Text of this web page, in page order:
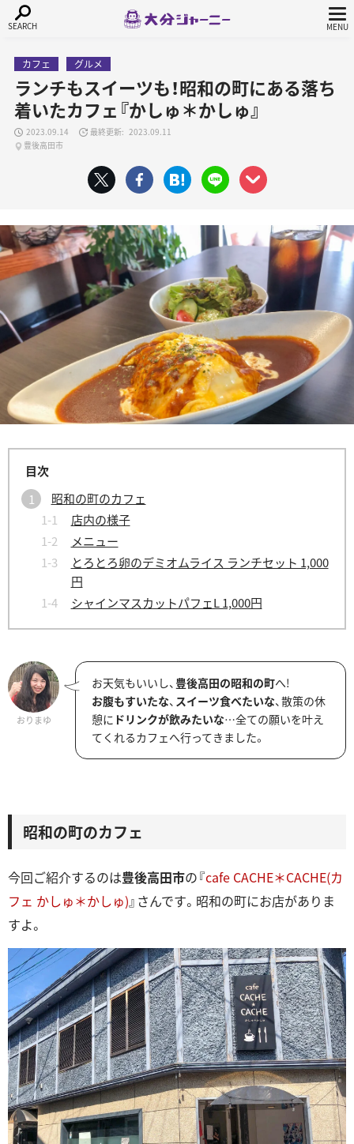
カフェ グルメ
ランチもスイーツも！昭和の町にある落ち
着いたカフェ『かしゅ＊かしゅ』
2023.09.14
2023.09.11
豊後高田市
昭和の町のカフェ
店内の様子
メニュー
とろとろ卵のデミオムライス ランチセット 1,000
円
シャインマスカットパフェL 1,000円
おりまゆ
お天気もいいし、 豊後高田の昭和の町へ!
お腹もすいたな、 スイーツ食べたいな、散策の休
憩に ドリンクが飲みたいな…全ての願いを叶え
てくれるカフェへ行ってきました。
昭和の町のカフェ
今回ご紹介するのは豊後高田市の『cafe CACHE＊CACHE(カ
フェ かしゅ＊かしゅ)』さんです。昭和の町にお店がありま
すよ。